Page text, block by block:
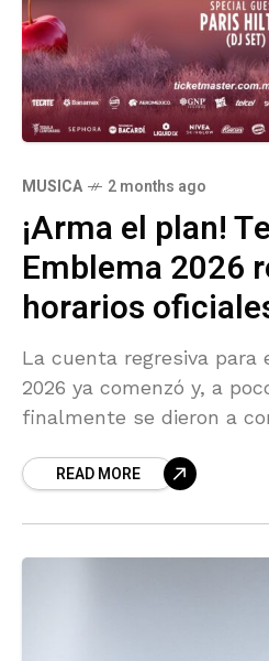
MUSICA 2 months ago
¡Arma el plan!
Emblema 2026
horarios
La cuenta regresiva para
2026 ya comenzó y, a
finalmente se dieron a
READ MORE